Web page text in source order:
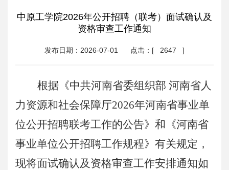
中原工学院2026年公开招聘（联考）面试确认及
资格审查工作通知
发布日期：2026-07-01 点击：[ 2647 ]
根据《中共河南省委组织部 河南省人
力资源和社会保障厅2026年河南省事业单
位公开招聘联考工作的公告》和《河南省
事业单位公开招聘工作规程》有关规定，
现将面试确认及资格审查工作安排通知如